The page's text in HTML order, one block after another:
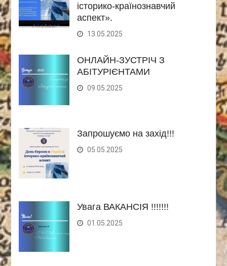
історико-країнознавчий
аспект».
13.05.2025
ОНЛАЙН-ЗУСТРІЧ З
АБІТУРІЄНТАМИ
09.05.2025
Запрошуємо на захід!!!
05.05.2025
Увага ВАКАНСІЯ !!!!!!!
01.05.2025